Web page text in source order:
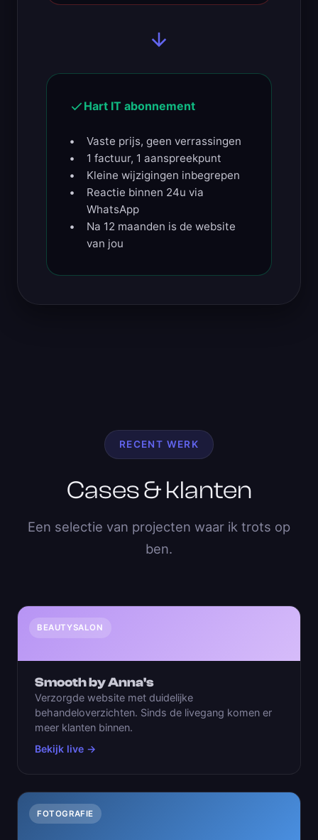
Hart IT abonnement
Vaste prijs, geen verrassingen
1 factuur, 1 aanspreekpunt
Kleine wijzigingen inbegrepen
Reactie binnen 24u via
WhatsApp
Na 12 maanden is de website
van jou
RECENT WERK
Cases & klanten
Een selectie van projecten waar ik trots op
ben.
BEAUTYSALON
Smooth by Anna's
Verzorgde website met duidelijke
behandeloverzichten. Sinds de livegang komen er
meer klanten binnen.
Bekijk live →
FOTOGRAFIE